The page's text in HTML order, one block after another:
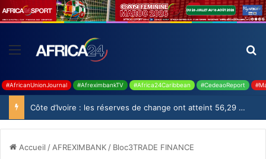
#AfricanUnionJournal #AfreximbankTV #Africa24Caribbean #CedeaoReport
Côte d’Ivoire : les réserves de change ont atteint 56,29 milliards USD en juillet
Accueil / AFREXIMBANK / Bloc3TRADE FINANCE